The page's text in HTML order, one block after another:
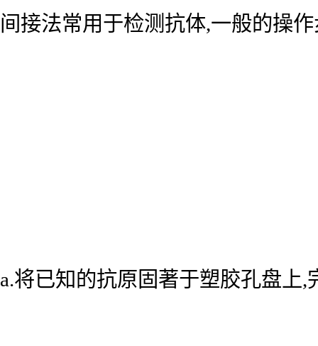
间接法常用于检测抗体,一般的操
a.将已知的抗原固著于塑胶孔盘上